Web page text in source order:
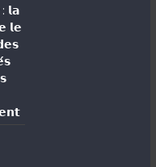
𝗹𝗮
𝗹𝗲